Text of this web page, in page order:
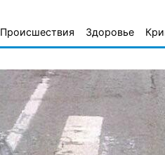
Происшествия Здоровье